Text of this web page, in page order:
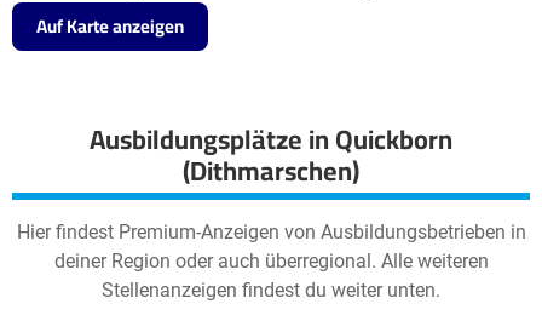
Auf Karte anzeigen
Ausbildungsplätze in Quickborn
(Dithmarschen)
Hier findest Premium-Anzeigen von Ausbildungsbetrieben in
deiner Region oder auch überregional. Alle weiteren
Stellenanzeigen findest du weiter unten.